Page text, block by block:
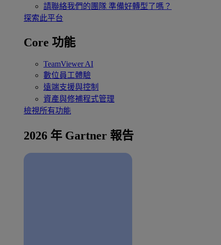
請聯絡我們的團隊 準備好轉型了嗎？
探索此平台
Core 功能
TeamViewer AI
數位員工體驗
遠端支援與控制
資產與修補程式管理
檢視所有功能
2026 年 Gartner 報告